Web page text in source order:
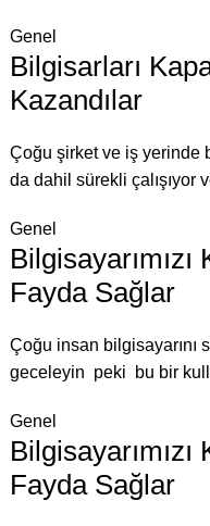
Genel
Bilgisarları
Kazandılar
Çoğu şirket ve iş yerinde
da dahil sürekli çalışıyor
Genel
Fayda Sağlar
Çoğu insan bilgisayarını
geceleyin peki bu bir
Genel
Fayda Sağlar